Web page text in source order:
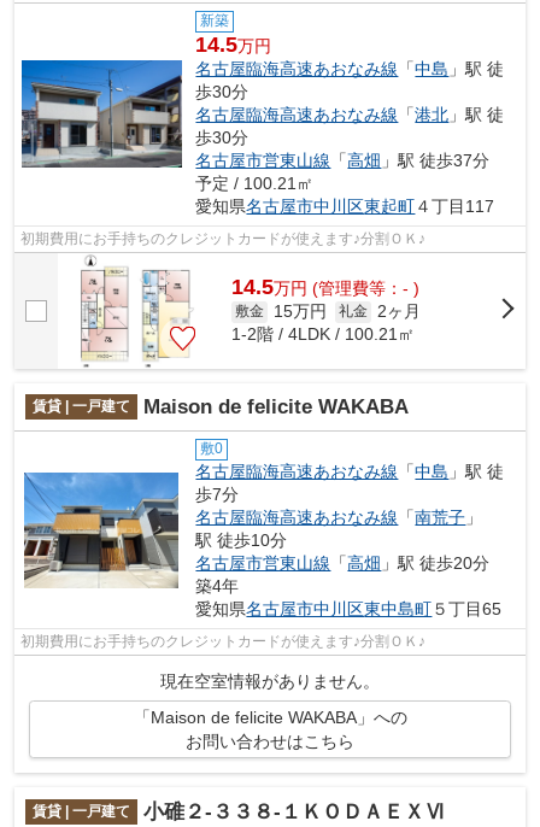
新築
14.5万円
名古屋臨海高速あおなみ線 「中島 」駅 徒
歩30分
名古屋臨海高速あおなみ線 「港北 」駅 徒
歩30分
名古屋市営東山線 「高畑 」駅 徒歩37分
予定 / 100.21㎡
愛知県名古屋市中川区東起町４丁目117
初期費用にお手持ちのクレジットカードが使えます♪分割ＯＫ♪
14.5万円 (管理費等：- )
敷金 15万円 礼金
2ヶ月
1-2階 / 4LDK / 100.21㎡
賃貸 | 一戸建て Maison de felicite WAKABA
敷0
名古屋臨海高速あおなみ線 「中島 」駅 徒
歩7分
名古屋臨海高速あおなみ線 「南荒子 」
駅 徒歩10分
名古屋市営東山線 「高畑 」駅 徒歩20分
築4年
愛知県名古屋市中川区東中島町５丁目65
初期費用にお手持ちのクレジットカードが使えます♪分割ＯＫ♪
現在空室情報がありません。
「Maison de felicite WAKABA」への
お問い合わせはこちら
賃貸 | 一戸建て 小碓２-３３８-１ＫＯＤＡＥＸⅥ